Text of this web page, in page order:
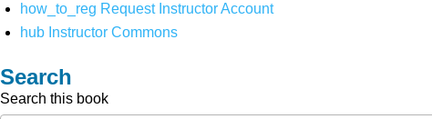
how_to_reg Request Instructor Account
hub Instructor Commons
Search
Search this book